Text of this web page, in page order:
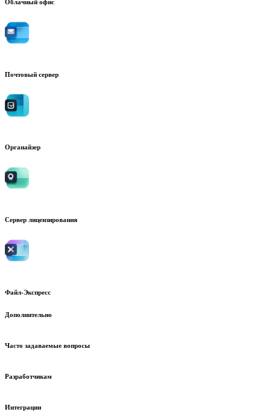
Облачный офис
Почтовый сервер
Органайзер
Сервер лицензирования
Файл-Экспресс
Дополнительно
Часто задаваемые вопросы
Разработчикам
Интеграции